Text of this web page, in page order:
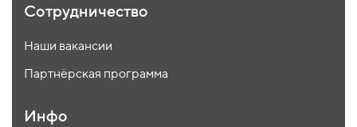
Сотрудничество
Наши вакансии
Партнёрская программа
Инфо